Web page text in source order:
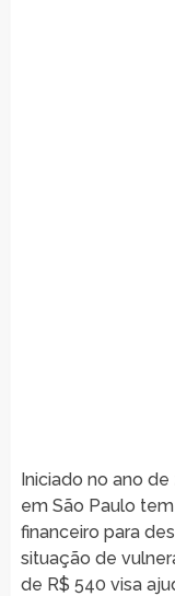
Iniciado no ano
em São Paulo
financeiro para
situação de
de R$ 540 visa